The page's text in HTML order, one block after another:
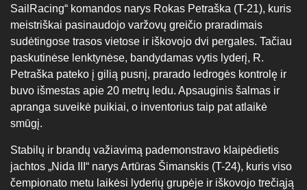
SailRacing“ komandos narys Rokas Petraška (T-21), kuris
meistriškai pasinaudojo varžovų greičio praradimais
sudėtingose trasos vietose ir iškovojo dvi pergales. Tačiau
paskutinėse lenktynėse, bandydamas vytis lyderį, R.
Petraška pateko į gilią pusnį, prarado ledrogės kontrolę ir
buvo išmestas apie 20 metrų ledu. Apsauginis šalmas ir
apranga suveikė puikiai, o inventorius taip pat atlaikė
smūgį.
Stabilų ir brandų važiavimą pademonstravo klaipėdietis
jachtos „Nida III“ narys Artūras Šimanskis (T-24), kuris viso
čempionato metu laikėsi lyderių grupėje ir iškovojo trečiąją